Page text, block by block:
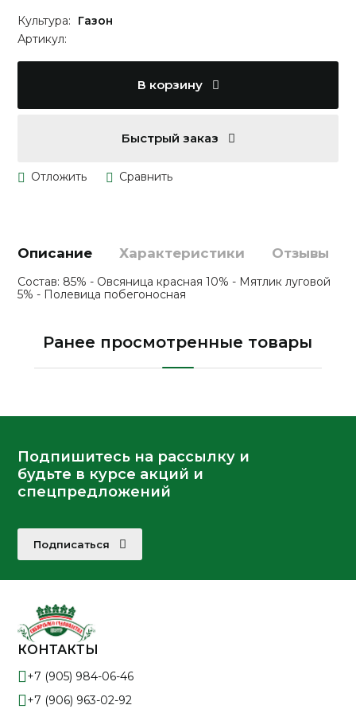
Культура:
Газон
Артикул:
В корзину
Быстрый заказ
Описание Характеристики Отзывы
Состав: 85% - Овсяница красная 10% - Мятлик луговой
5% - Полевица побегоносная
Ранее просмотренные товары
Подпишитесь на рассылку и
будьте в курсе акций и
спецпредложений
Подписаться
КОНТАКТЫ
+7 (905) 984-06-46
+7 (906) 963-02-92